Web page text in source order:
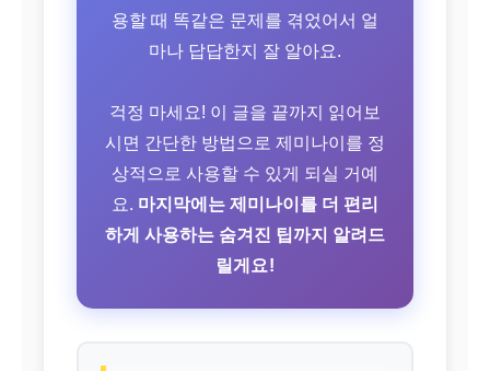
용할 때 똑같은 문제를 겪었어서 얼
마나 답답한지 잘 알아요.
걱정 마세요! 이 글을 끝까지 읽어보
시면 간단한 방법으로 제미나이를 정
상적으로 사용할 수 있게 되실 거예
요. 마지막에는 제미나이를 더 편리
하게 사용하는 숨겨진 팁까지 알려드
릴게요!